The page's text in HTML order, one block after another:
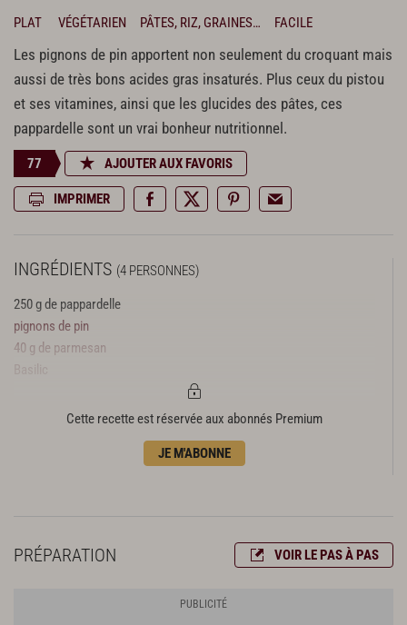
PLAT
VÉGÉTARIEN PÂTES, RIZ, GRAINES… FACILE
Les pignons de pin apportent non seulement du croquant mais
aussi de très bons acides gras insaturés. Plus ceux du pistou
et ses vitamines, ainsi que les glucides des pâtes, ces
pappardelle sont un vrai bonheur nutritionnel.
77 AJOUTER AUX FAVORIS
IMPRIMER
INGRÉDIENTS (4 PERSONNES)
250 g de pappardelle
pignons de pin
40 g de parmesan
Basilic
Cette recette est réservée aux abonnés Premium
JE M'ABONNE
PRÉPARATION VOIR LE PAS À PAS